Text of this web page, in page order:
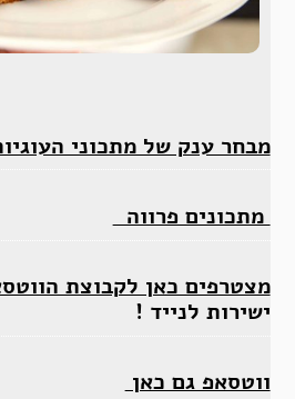
מבחר ענק של מתכוני
מתכונים פרווה
מצטרפים כאן לקבוצת
ישירות לנייד !
ווטסאפ גם כאן